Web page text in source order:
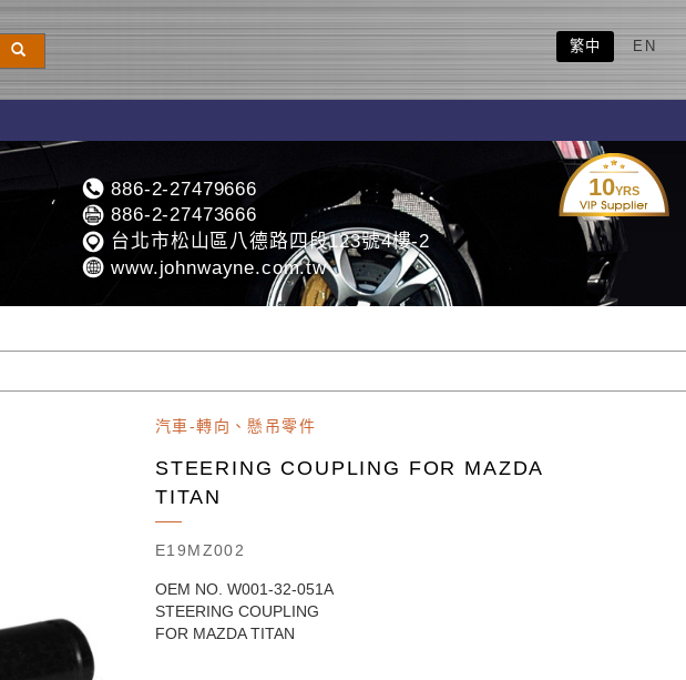
繁中 EN
10YRS
886-2-27479666
886-2-27473666
台北市松山區八德路四段123號4樓-2
www.johnwayne.com.tw
汽車-轉向、懸吊零件
STEERING COUPLING FOR MAZDA
TITAN
E19MZ002
OEM NO. W001-32-051A
STEERING COUPLING
FOR MAZDA TITAN